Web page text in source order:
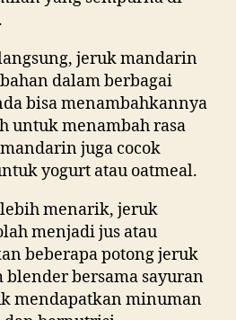
jeruk mandarin
dalam berbagai
bisa menambahkannya
untuk menambah rasa
juga cocok
yogurt atau oatmeal.
menarik, jeruk
menjadi jus atau
beberapa potong jeruk
bersama sayuran
mendapatkan minuman